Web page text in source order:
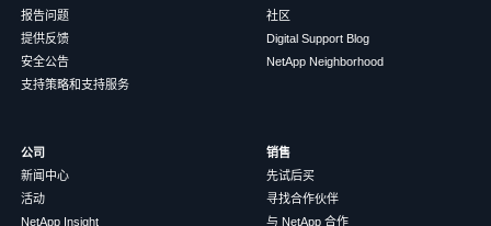
报告问题
提供反馈
安全公告
支持策略和支持服务
社区
Digital Support Blog
NetApp Neighborhood
公司
新闻中心
活动
NetApp Insight
销售
先试后买
寻找合作伙伴
与 NetApp 合作